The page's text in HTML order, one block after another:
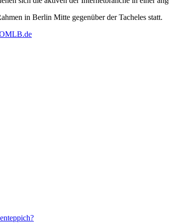
in Berlin Mitte gegenüber der Tacheles statt.